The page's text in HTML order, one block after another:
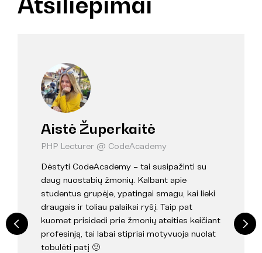
Aistė Župerkaitė
PHP Lecturer @ CodeAcademy
Dėstyti CodeAcademy – tai susipažinti su
daug nuostabių žmonių. Kalbant apie
studentus grupėje, ypatingai smagu, kai lieki
draugais ir toliau palaikai ryšį. Taip pat
kuomet prisidedi prie žmonių ateities keičiant
profesinją, tai labai stipriai motyvuoja nuolat
tobulėti patį 🙂